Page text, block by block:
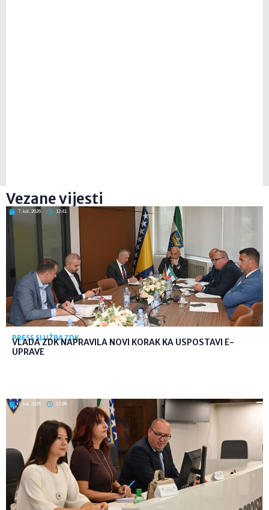
Vezane vijesti
7. kol. 2026 12:41
PRESS SLUŽBA ZDK
VLADA ZDK NAPRAVILA NOVI KORAK KA USPOSTAVI E-
UPRAVE
7. kol. 2026 12:36